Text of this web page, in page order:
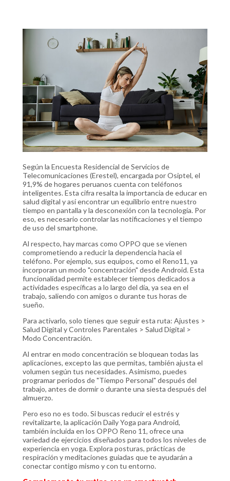
Según la Encuesta Residencial de Servicios de
Telecomunicaciones (Erestel), encargada por Osiptel, el
91,9% de hogares peruanos cuenta con teléfonos
inteligentes. Esta cifra resalta la importancia de educar en
salud digital y así encontrar un equilibrio entre nuestro
tiempo en pantalla y la desconexión con la tecnología. Por
eso, es necesario controlar las notificaciones y el tiempo
de uso del smartphone.
Al respecto, hay marcas como OPPO que se vienen
comprometiendo a reducir la dependencia hacia el
teléfono. Por ejemplo, sus equipos, como el Reno11, ya
incorporan un modo "concentración" desde Android. Esta
funcionalidad permite establecer tiempos dedicados a
actividades específicas a lo largo del día, ya sea en el
trabajo, saliendo con amigos o durante tus horas de
sueño.
Para activarlo, solo tienes que seguir esta ruta: Ajustes >
Salud Digital y Controles Parentales > Salud Digital >
Modo Concentración.
Al entrar en modo concentración se bloquean todas las
aplicaciones, excepto las que permitas, también ajusta el
volumen según tus necesidades. Asimismo, puedes
programar periodos de "Tiempo Personal" después del
trabajo, antes de dormir o durante una siesta después del
almuerzo.
Pero eso no es todo. Si buscas reducir el estrés y
revitalizarte, la aplicación Daily Yoga para Android,
también incluida en los OPPO Reno 11, ofrece una
variedad de ejercicios diseñados para todos los niveles de
experiencia en yoga. Explora posturas, prácticas de
respiración y meditaciones guiadas que te ayudarán a
conectar contigo mismo y con tu entorno.